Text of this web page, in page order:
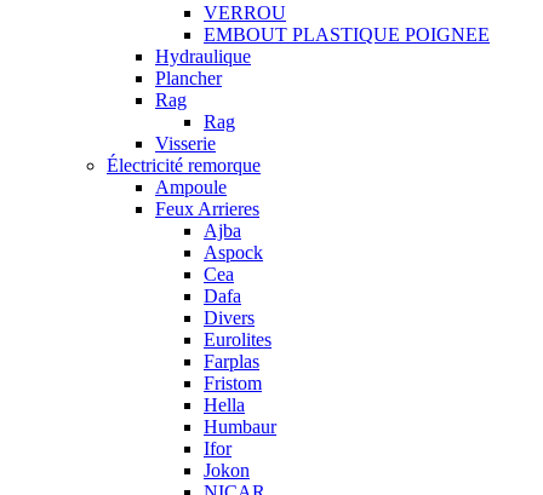
VERROU
EMBOUT PLASTIQUE POIGNEE
Hydraulique
Plancher
Rag
Rag
Visserie
Électricité remorque
Ampoule
Feux Arrieres
Ajba
Aspock
Cea
Dafa
Divers
Eurolites
Farplas
Fristom
Hella
Humbaur
Ifor
Jokon